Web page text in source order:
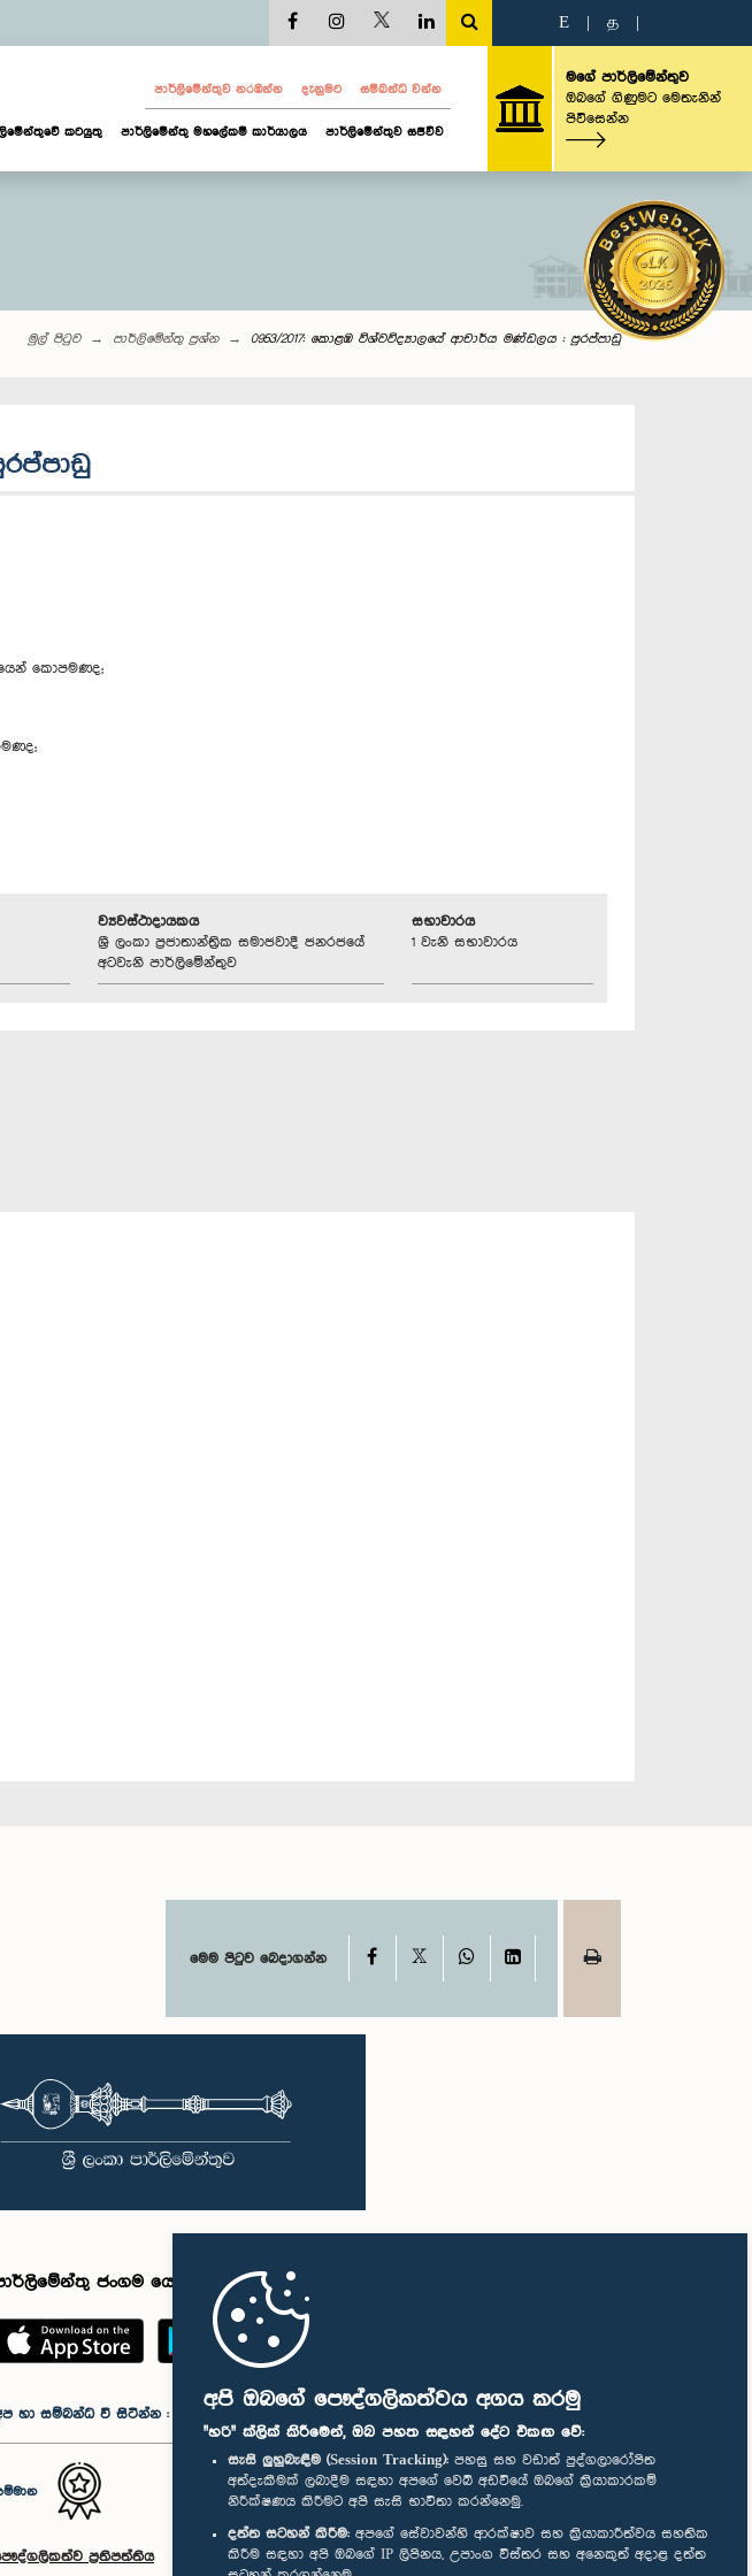
අපි ඔබගේ පෞද්ගලිකත්වය අගය කරමු
"හරි" ක්ලික් කිරීමෙන්, ඔබ පහත සඳහන් දේට එකඟ වේ:
සැසි ලුහුබැඳීම (Session Tracking): පහසු සහ වඩාත් පුද්ගලාරෝපිත
අත්දැකීමක් ලබාදීම සඳහා අපගේ වෙබ් අඩවියේ ඔබගේ ක්‍රියාකාරකම්
නිරීක්ෂණය කිරීමට අපි සැසි භාවිතා කරන්නෙමු.
දත්ත සටහන් කිරීම: අපගේ සේවාවන්හි ආරක්ෂාව සහ ක්‍රියාකාරීත්වය සහතික
කිරීම සඳහා අපි ඔබගේ IP ලිපිනය, උපාංග විස්තර සහ අනෙකුත් අදාළ දත්ත
E த
පාර්ලි‌මේන්තුව නරඹන්න දැනුමට සම්බන්ධ වන්න
කටයුතු පාර්ලිමේන්තු මහලේකම් කාර්යාලය පාර්ලිමේන්තුව සජීවීව
මගේ පාර්ලිමේන්තුව
ඔබගේ ගිණුමට මෙතැනින්
පිවිසෙන්න
මුල් පිටුව පාර්ලි‌මේන්තු‌ ප්‍රශ්න 0953/2017: කොළඹ විශ්වවිද්‍යාලයේ ආචාර්ය මණ්ඩලය : පුරප්පාඩු
කොපමණද;
ව්‍යවස්ථාදායකය
ශ්‍රී ලංකා ප්‍රජාතාන්ත්‍රික සමාජවාදී ජනරජයේ
අටවැනි පාර්ලිමේන්තුව
සභාවාරය
1 වැනි සභාවාරය
මෙම පිටුව බෙදාගන්න Facebook WhatsAppLinkedIn
ජංගම යෙදුම
හා සම්බන්ධ වී සිටින්න :
ප්‍රතිපත්තිය